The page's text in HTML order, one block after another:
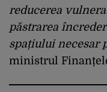
reducerea
păstrarea
spațiului necesar
ministrul